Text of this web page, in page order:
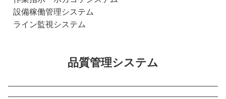
設備稼働管理システム
ライン監視システム
品質管理システム